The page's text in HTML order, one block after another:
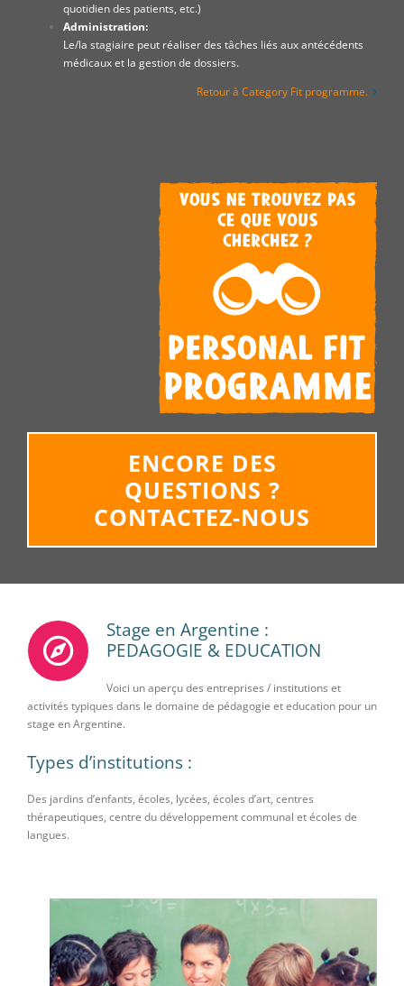
quotidien des patients, etc.)
Administration:
Le/la stagiaire peut réaliser des tâches liés aux antécédents
médicaux et la gestion de dossiers.
Retour à Category Fit programme.
ENCORE DES
QUESTIONS ?
CONTACTEZ-NOUS
Stage en Argentine :
PEDAGOGIE & EDUCATION
Voici un aperçu des entreprises / institutions et
activités typiques dans le domaine de pédagogie et education pour un
stage en Argentine.
Types d’institutions :
Des jardins d’enfants, écoles, lycées, écoles d’art, centres
thérapeutiques, centre du développement communal et écoles de
langues.